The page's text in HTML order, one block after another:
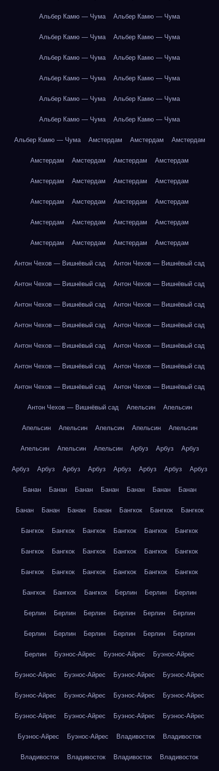
Альбер Камю — Чума Альбер Камю — Чума
Альбер Камю — Чума Альбер Камю — Чума
Альбер Камю — Чума Альбер Камю — Чума
Альбер Камю — Чума Альбер Камю — Чума
Альбер Камю — Чума Альбер Камю — Чума
Альбер Камю — Чума Альбер Камю — Чума
Альбер Камю — Чума Амстердам Амстердам Амстердам
Амстердам Амстердам Амстердам Амстердам
Амстердам Амстердам Амстердам Амстердам
Амстердам Амстердам Амстердам Амстердам
Амстердам Амстердам Амстердам Амстердам
Амстердам Амстердам Амстердам Амстердам
Антон Чехов — Вишнёвый сад Антон Чехов — Вишнёвый сад
Антон Чехов — Вишнёвый сад Антон Чехов — Вишнёвый сад
Антон Чехов — Вишнёвый сад Антон Чехов — Вишнёвый сад
Антон Чехов — Вишнёвый сад Антон Чехов — Вишнёвый сад
Антон Чехов — Вишнёвый сад Антон Чехов — Вишнёвый сад
Антон Чехов — Вишнёвый сад Антон Чехов — Вишнёвый сад
Антон Чехов — Вишнёвый сад Антон Чехов — Вишнёвый сад
Антон Чехов — Вишнёвый сад Апельсин Апельсин
Апельсин Апельсин Апельсин Апельсин Апельсин
Апельсин Апельсин Апельсин Арбуз Арбуз Арбуз
Арбуз Арбуз Арбуз Арбуз Арбуз Арбуз Арбуз Арбуз
Банан Банан Банан Банан Банан Банан Банан
Банан Банан Банан Банан Бангкок Бангкок Бангкок
Бангкок Бангкок Бангкок Бангкок Бангкок Бангкок
Бангкок Бангкок Бангкок Бангкок Бангкок Бангкок
Бангкок Бангкок Бангкок Бангкок Бангкок Бангкок
Бангкок Бангкок Бангкок Берлин Берлин Берлин
Берлин Берлин Берлин Берлин Берлин Берлин
Берлин Берлин Берлин Берлин Берлин Берлин
Берлин Буэнос-Айрес Буэнос-Айрес Буэнос-Айрес
Буэнос-Айрес Буэнос-Айрес Буэнос-Айрес Буэнос-Айрес
Буэнос-Айрес Буэнос-Айрес Буэнос-Айрес Буэнос-Айрес
Буэнос-Айрес Буэнос-Айрес Буэнос-Айрес Буэнос-Айрес
Буэнос-Айрес Буэнос-Айрес Владивосток Владивосток
Владивосток Владивосток Владивосток Владивосток